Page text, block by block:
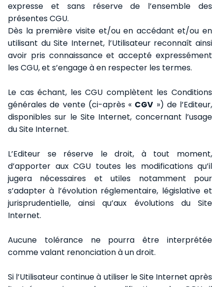
expresse et sans réserve de l’ensemble des
présentes CGU.
Dès la première visite et/ou en accédant et/ou en
utilisant du Site Internet, l’Utilisateur reconnaît ainsi
avoir pris connaissance et accepté expressément
les CGU, et s’engage à en respecter les termes.
Le cas échant, les CGU complètent les Conditions
générales de vente (ci-après « CGV ») de l’Editeur,
disponibles sur le Site Internet, concernant l’usage
du Site Internet.
L’Editeur se réserve le droit, à tout moment,
d’apporter aux CGU toutes les modifications qu’il
jugera nécessaires et utiles notamment pour
s’adapter à l’évolution réglementaire, législative et
jurisprudentielle, ainsi qu’aux évolutions du Site
Internet.
Aucune tolérance ne pourra être interprétée
comme valant renonciation à un droit.
Si l’Utilisateur continue à utiliser le Site Internet après